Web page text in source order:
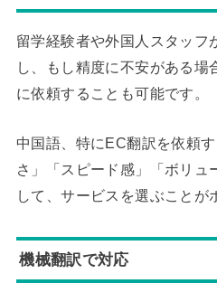
留学経験者や外国人スタッフ
し、もし精度に不安がある
に依頼することも可能です。
中国語、特にEC翻訳を依頼
さ」「スピード感」「ボリュ
して、サービスを選ぶことが
機械翻訳で対応